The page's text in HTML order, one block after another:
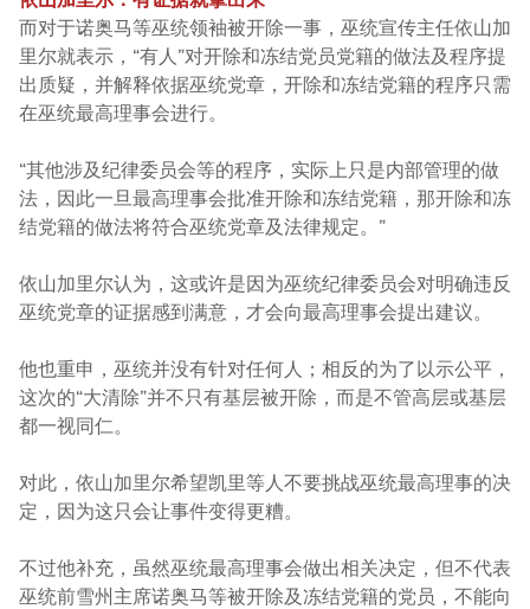
而对于诺奥马等巫统领袖被开除一事，巫统宣传主任依山加
里尔就表示，“有人”对开除和冻结党员党籍的做法及程序提
出质疑，并解释依据巫统党章，开除和冻结党籍的程序只需
在巫统最高理事会进行。
“其他涉及纪律委员会等的程序，实际上只是内部管理的做
法，因此一旦最高理事会批准开除和冻结党籍，那开除和冻
结党籍的做法将符合巫统党章及法律规定。”
依山加里尔认为，这或许是因为巫统纪律委员会对明确违反
巫统党章的证据感到满意，才会向最高理事会提出建议。
他也重申，巫统并没有针对任何人；相反的为了以示公平，
这次的“大清除”并不只有基层被开除，而是不管高层或基层
都一视同仁。
对此，依山加里尔希望凯里等人不要挑战巫统最高理事的决
定，因为这只会让事件变得更糟。
不过他补充，虽然巫统最高理事会做出相关决定，但不代表
巫统前雪州主席诺奥马等被开除及冻结党籍的党员，不能向